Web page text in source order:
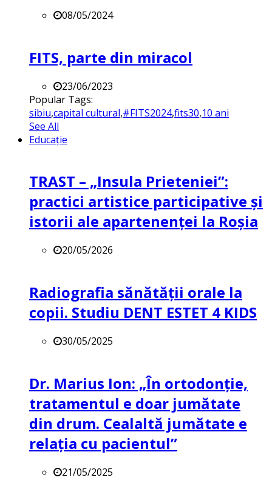
08/05/2024
FITS, parte din miracol
23/06/2023
Popular Tags:
sibiu,capital cultural,#FITS2024,fits30,10 ani
See All
Educație
TRAST – „Insula Prieteniei”:
practici artistice participative și
istorii ale apartenenței la Roșia
20/05/2026
Radiografia sănătății orale la
copii. Studiu DENT ESTET 4 KIDS
30/05/2025
Dr. Marius Ion: „În ortodonție,
tratamentul e doar jumătate
din drum. Cealaltă jumătate e
relația cu pacientul”
21/05/2025